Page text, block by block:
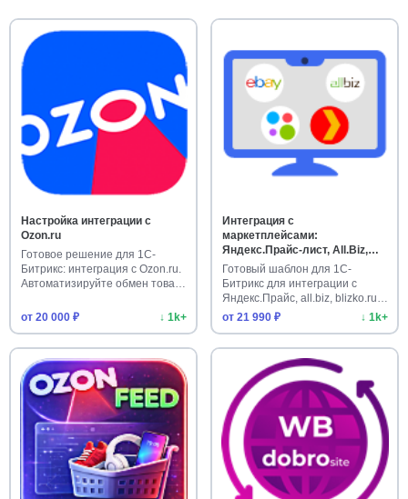
Настройка интеграции с
Ozon.ru
Готовое решение для 1С-
Битрикс: интеграция с Ozon.ru.
Автоматизируйте обмен това…
от 20 000 ₽ ↓ 1k+
Интеграция с
маркетплейсами:
Яндекс.Прайс-лист, All.Biz,
Blizko, Nadavi, Price.ru, Pульс
цен
Готовый шаблон для 1С-
Битрикс для интеграции с
Яндекс.Прайс, all.biz, blizko.ru
…
от 21 990 ₽ ↓ 1k+